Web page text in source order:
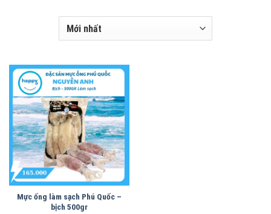
Mực ống làm sạch Phú Quốc –
bịch 500gr